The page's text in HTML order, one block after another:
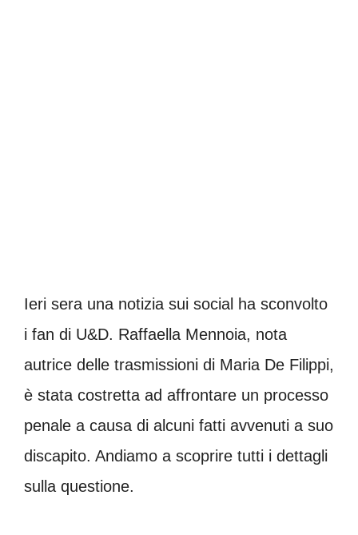
Ieri sera una notizia sui social ha sconvolto
i fan di U&D. Raffaella Mennoia, nota
autrice delle trasmissioni di Maria De Filippi,
è stata costretta ad affrontare un processo
penale a causa di alcuni fatti avvenuti a suo
discapito. Andiamo a scoprire tutti i dettagli
sulla questione.